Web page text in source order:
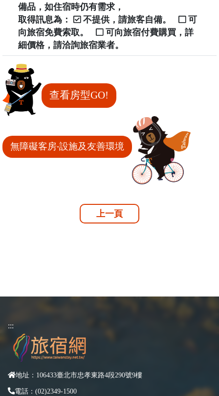
備品，如住宿時仍有需求，
取得訊息為：
不提供，請旅客自備。
可
向旅宿免費索取。
可向旅宿付費購買，詳
細價格，請洽詢旅宿業者。
查看房型GO!
無障礙客房‧設施及友善環境
上一頁
:::
地址：106433臺北市忠孝東路4段290號9樓
電話：(02)2349-1500